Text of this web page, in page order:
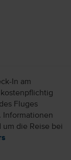
In am
Fluges
Informationen
die Reise bei